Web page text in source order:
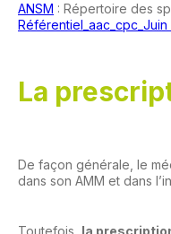
ANSM : Répertoire des
La
De façon générale, le
dans son AMM et dans
Toutefois, la